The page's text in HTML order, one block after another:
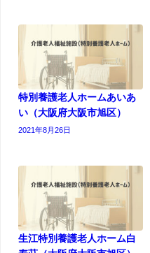
特別養護老人ホームあいあ
い（大阪府大阪市旭区）
2021年8月26日
生江特別養護老人ホーム白